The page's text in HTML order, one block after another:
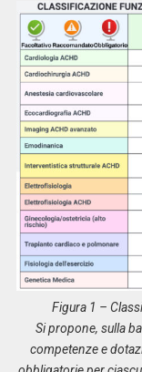
Figura 1 –
Si propone, sulla
competenze e